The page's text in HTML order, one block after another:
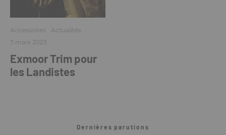
Accessoires Actualités ·
7 mars 2023
Exmoor Trim pour
les Landistes
Dernières parutions